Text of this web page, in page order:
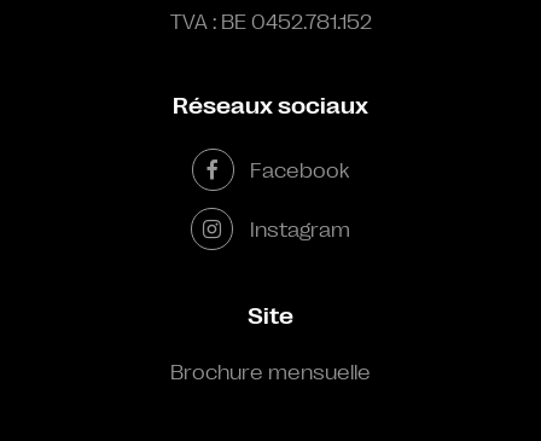
TVA : BE 0452.781.152
Réseaux sociaux
Facebook
Instagram
Site
Brochure mensuelle